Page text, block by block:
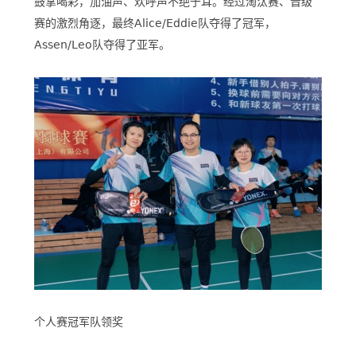
赛的激烈角逐，最终Alice/Eddie队夺得了冠军，
Assen/Leo队夺得了亚军。
个人赛冠军队领奖